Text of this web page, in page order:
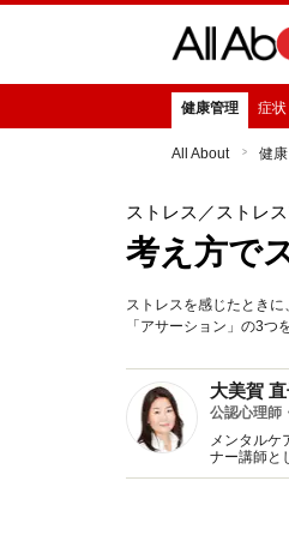
健康管理 症
All About 健
ストレス ／ストレ
考え方で
ストレスを感じたとき
「アサーション」の3つ
大美賀
公認心理師
メンタルケ
ナー講師と
アに関する